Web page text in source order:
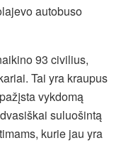
autobuso
93 civilius,
Tai yra kraupus
vykdomą
suluošintą
kurie jau yra